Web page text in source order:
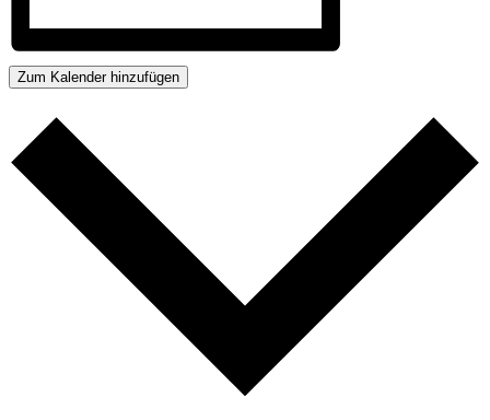
Zum Kalender hinzufügen